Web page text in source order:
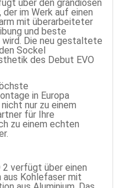
über den grandiosen
im Werk auf einen
mit überarbeiteter
und beste
Die neu gestaltete
Sockel
des Debut EVO
in Europa
nur zu einem
für Ihre
zu einem echten
verfügt über einen
Kohlefaser mit